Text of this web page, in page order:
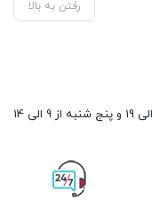
رفتن به بالا